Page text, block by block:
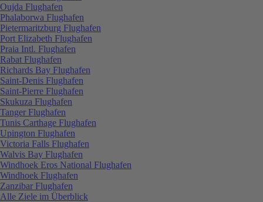
Oujda Flughafen
Phalaborwa Flughafen
Pietermaritzburg Flughafen
Port Elizabeth Flughafen
Praia Intl. Flughafen
Rabat Flughafen
Richards Bay Flughafen
Saint-Denis Flughafen
Saint-Pierre Flughafen
Skukuza Flughafen
Tanger Flughafen
Tunis Carthage Flughafen
Upington Flughafen
Victoria Falls Flughafen
Walvis Bay Flughafen
Windhoek Eros National Flughafen
Windhoek Flughafen
Zanzibar Flughafen
Alle Ziele im Überblick